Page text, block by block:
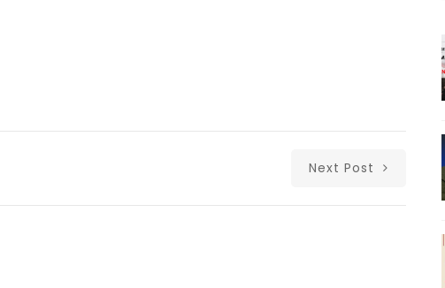
Next Post